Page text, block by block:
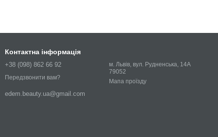
Контактна інформація
+38 (098) 862 66 92
Передзвонити вам?
edem.beauty.ua@gmail.com
м. Львів, вул. Рудненська, 14А
79052
Мапа проїзду